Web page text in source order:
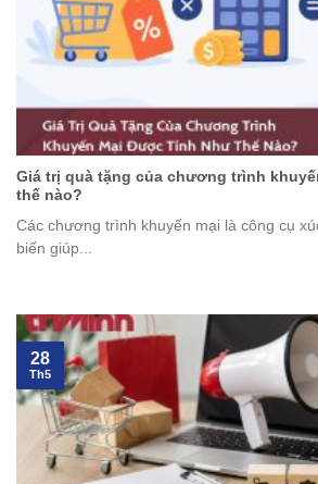
Giá trị quà tặng của chương trình
thế nào?
Các chương trình khuyến mại là công cụ
biến giúp...
28
Th5